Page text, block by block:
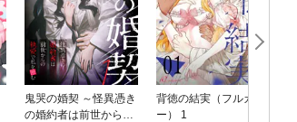
鬼哭の婚契 ～怪異憑き
の婚約者は前世からの
背徳の結実（フルカラ
ー） 1